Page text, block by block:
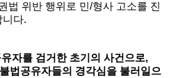
법 위반 행위로 민/형사 고소를 진
니다.
자를 검거한 초기의 사건으로,
법공유자들의 경각심을 불러일으